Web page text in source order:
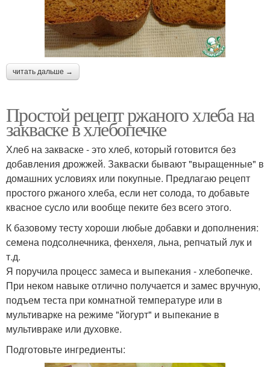
читать дальше →
Простой рецепт ржаного хлеба на
закваске в хлебопечке
Хлеб на закваске - это хлеб, который готовится без
добавления дрожжей. Закваски бывают "выращенные" в
домашних условиях или покупные. Предлагаю рецепт
простого ржаного хлеба, если нет солода, то добавьте
квасное сусло или вообще пеките без всего этого.
К базовому тесту хороши любые добавки и дополнения:
семена подсолнечника, фенхеля, льна, репчатый лук и
т.д.
Я поручила процесс замеса и выпекания - хлебопечке.
При неком навыке отлично получается и замес вручную,
подъем теста при комнатной температуре или в
мультиварке на режиме "йогурт" и выпекание в
мультивраке или духовке.
Подготовьте ингредиенты: